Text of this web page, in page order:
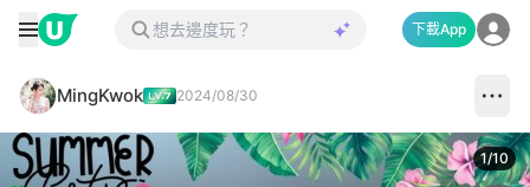
下載App
MingKwok 2024/08/30
1/10